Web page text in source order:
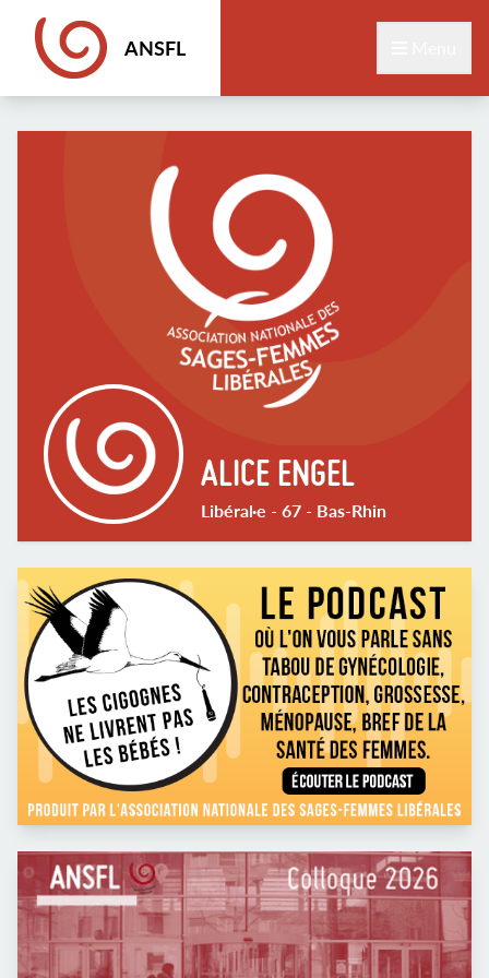
ANSFL
ALICE ENGEL
Libéral·e - 67 - Bas-Rhin